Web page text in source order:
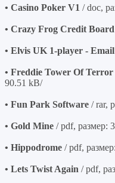
• Casino Poker V1 / doc,
• Crazy Frog Credit Board
• Elvis UK 1-player - Email
• Freddie Tower Of
90.51 kB/
• Fun Park Software / rar,
• Gold Mine / pdf, размер:
• Hippodrome / pdf,
• Lets Twist Again / pdf,